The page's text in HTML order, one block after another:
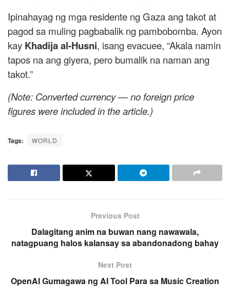
Ipinahayag ng mga residente ng Gaza ang takot at
pagod sa muling pagbabalik ng pambobomba. Ayon
kay Khadija al-Husni, isang evacuee, “Akala namin
tapos na ang giyera, pero bumalik na naman ang
takot.”
(Note: Converted currency — no foreign price
figures were included in the article.)
Tags: WORLD
Previous Post
Dalagitang anim na buwan nang nawawala,
natagpuang halos kalansay sa abandonadong bahay
Next Post
OpenAI Gumagawa ng AI Tool Para sa Music Creation